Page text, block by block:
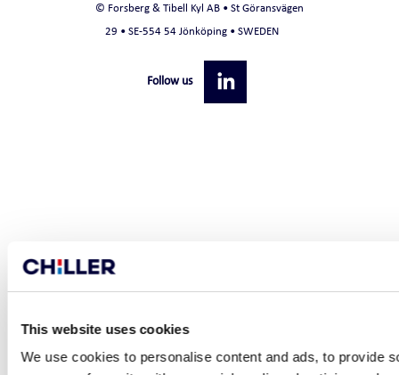
This website uses cookies
We use cookies to personalise content and ads, to provide
© Forsberg & Tibell Kyl AB • St Göransvägen
29 • SE-554 54 Jönköping • SWEDEN
Follow us